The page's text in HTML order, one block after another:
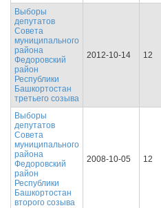
Выборы
депутатов
Совета
муниципального
района
Федоровский
район
Республики
Башкортостан
третьего созыва
2012-10-14 12
Выборы
депутатов
Совета
муниципального
района
Федоровский
район
Республики
Башкортостан
второго созыва
2008-10-05 12